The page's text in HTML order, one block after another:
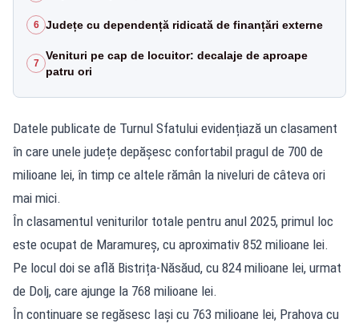
6 Județe cu dependență ridicată de finanțări externe
7
Venituri pe cap de locuitor: decalaje de aproape
patru ori
Datele publicate de Turnul Sfatului evidențiază un clasament
în care unele județe depășesc confortabil pragul de 700 de
milioane lei, în timp ce altele rămân la niveluri de câteva ori
mai mici.
În clasamentul veniturilor totale pentru anul 2025, primul loc
este ocupat de Maramureș, cu aproximativ 852 milioane lei.
Pe locul doi se află Bistrița-Năsăud, cu 824 milioane lei, urmat
de Dolj, care ajunge la 768 milioane lei.
În continuare se regăsesc Iași cu 763 milioane lei, Prahova cu